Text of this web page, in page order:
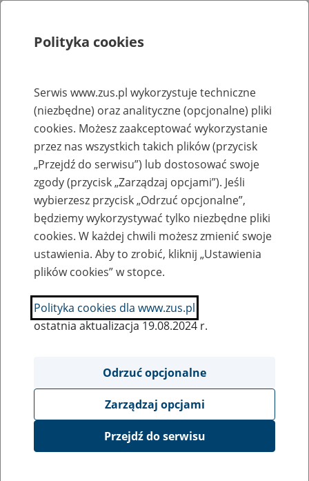
Rejestry, ewidencje i archiwa
Baza zlikwidowanych lub
przekształconych zakładów pracy
Nazwa zakładu pracy:
SZUKAJ
Ukryj wszystkie pozycje bazy
POLRYN S.A. w Kutnie - Woźniaków,
Polityka cookies
Serwis www.zus.pl wykorzystuje techniczne
(niezbędne) oraz analityczne (opcjonalne) pliki
cookies. Możesz zaakceptować wykorzystanie
przez nas wszystkich takich plików (przycisk
„Przejdź do serwisu”) lub dostosować swoje
zgody (przycisk „Zarządzaj opcjami”). Jeśli
wybierzesz przycisk „Odrzuć opcjonalne”,
będziemy wykorzystywać tylko niezbędne pliki
cookies. W każdej chwili możesz zmienić swoje
ustawienia. Aby to zrobić, kliknij „Ustawienia
plików cookies” w stopce.
Polityka cookies dla www.zus.pl
ostatnia aktualizacja 19.08.2024 r.
Odrzuć opcjonalne
Zarządzaj opcjami
Przejdź do serwisu